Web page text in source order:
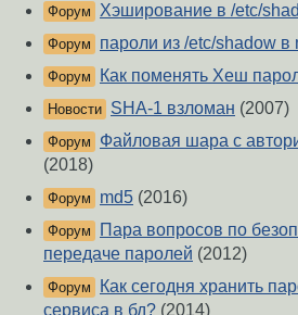
Форум Хэширование в /etc/
Форум пароли из /etc/shadow в
Форум Как поменять Хеш
Новости SHA-1 взломан (2007)
Форум
Файловая шара с
(2018)
Форум md5 (2016)
Форум
Пара вопросов по
передаче паролей (2012)
Форум
Как сегодня хранить
сервиса в бд? (2014)